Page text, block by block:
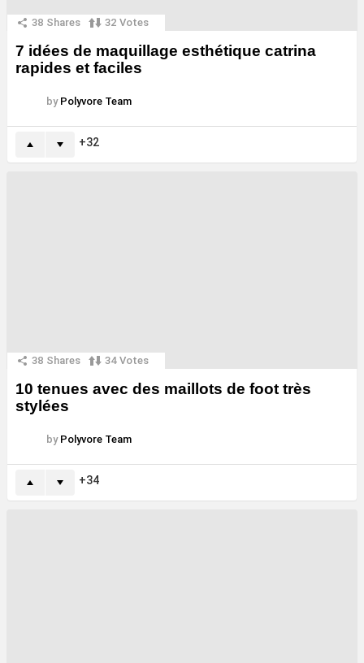
38 Shares 32 Votes
7 idées de maquillage esthétique catrina
rapides et faciles
by Polyvore Team
32
38 Shares 34 Votes
10 tenues avec des maillots de foot très
stylées
by Polyvore Team
34